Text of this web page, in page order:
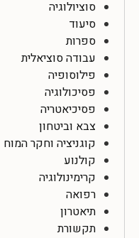
סוציולוגיה
סיעוד
ספרות
עבודה סוציאלית
פילוסופיה
פסיכולוגיה
פסיכיאטריה
צבא וביטחון
קוגניציה וחקר המוח
קולנוע
קרימינולוגיה
רפואה
תיאטרון
תקשורת